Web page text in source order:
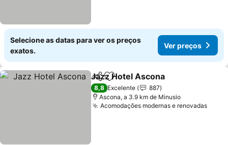
Selecione as datas para ver os preços
exatos.
Ver preços
PartilharAdicionar aos favoritos
Jazz Hotel Ascona
8,8 Excelente
887
Ascona, a 3.9 km de Minusio
Acomodações modernas e renovadas